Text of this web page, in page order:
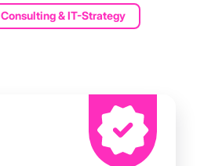
Consulting & IT-Strategy